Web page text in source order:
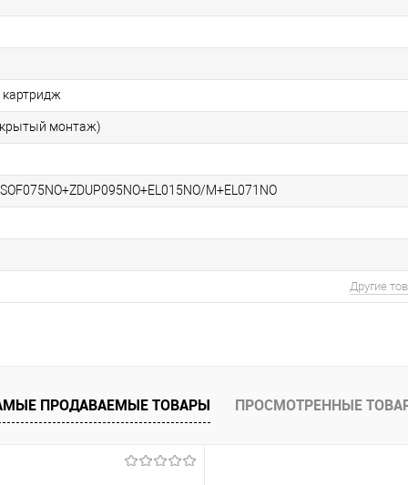
картридж
монтаж)
M+EL071NO
Другие
ПРОДАВАЕМЫЕ ТОВАРЫ ПРОСМОТРЕННЫЕ